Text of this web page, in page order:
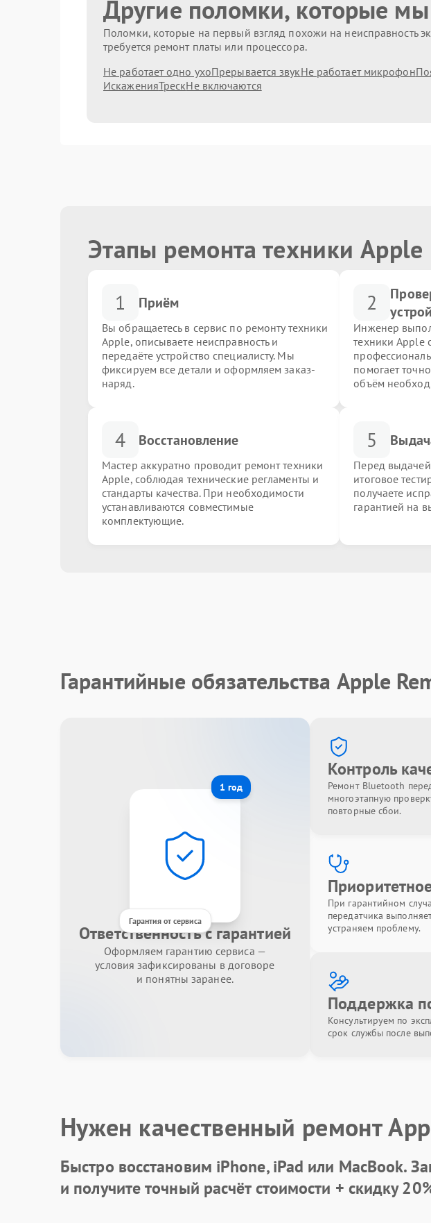
Другие поломки, которые мы
Поломки, которые на первый взгляд похожи на неисправность
требуется ремонт платы или процессора.
Не работает одно ухоПрерывается звукНе работает микрофон
ИскаженияТрескНе включаются
Этапы ремонта техники Apple
1 Приём
Вы обращаетесь в сервис по ремонту техники
Apple, описываете неисправность и
передаёте устройство специалисту. Мы
фиксируем все детали и оформляем заказ-
наряд.
2
Инженер
техники Apple
помогает
объём
4 Восстановление
Мастер аккуратно проводит ремонт техники
Apple, соблюдая технические регламенты и
стандарты качества. При необходимости
устанавливаются совместимые
комплектующие.
5
Перед
итоговое
получаете
гарантией на
Гарантийные обязательства Apple
1 год
Гарантия от сервиса
Ответственность с гарантией
Оформляем гарантию сервиса —
условия зафиксированы в договоре
и понятны заранее.
Контроль
Ремонт Bluetooth
многоэтапную
повторные сбои.
При гарантийном
передатчика
устраняем проблему.
Поддержка
Консультируем по
срок службы после
Нужен качественный ремонт
Быстро восстановим iPhone, iPad или MacBook.
и получите точный расчёт стоимости + скидку